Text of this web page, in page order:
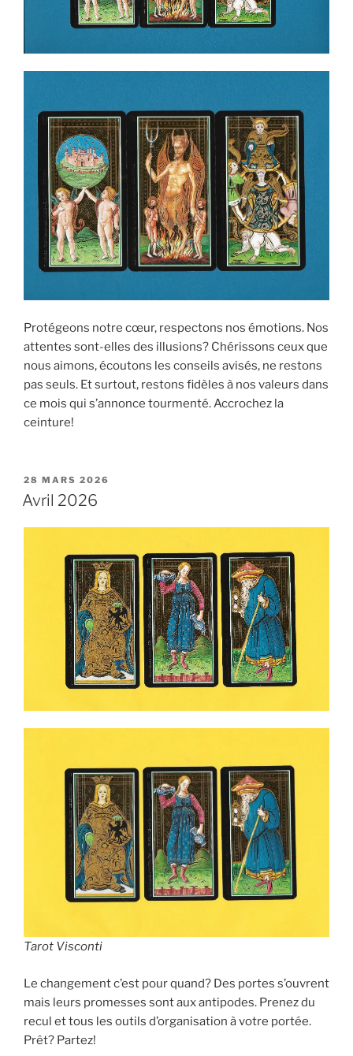
Protégeons notre cœur, respectons nos émotions. Nos
attentes sont-elles des illusions? Chérissons ceux que
nous aimons, écoutons les conseils avisés, ne restons
pas seuls. Et surtout, restons fidèles à nos valeurs dans
ce mois qui s’annonce tourmenté. Accrochez la
ceinture!
PUBLIÉ
LE
28 MARS 2026
Avril 2026
Tarot Visconti
Le changement c’est pour quand? Des portes s’ouvrent
mais leurs promesses sont aux antipodes. Prenez du
recul et tous les outils d’organisation à votre portée.
Prêt? Partez!